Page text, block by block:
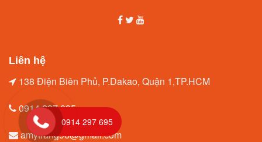
Liên hệ
138 Điện Biên Phủ, P.Dakao, Quận 1,TP.HCM
0914.297.695
amytrang96@gmail.com
0914 297 695